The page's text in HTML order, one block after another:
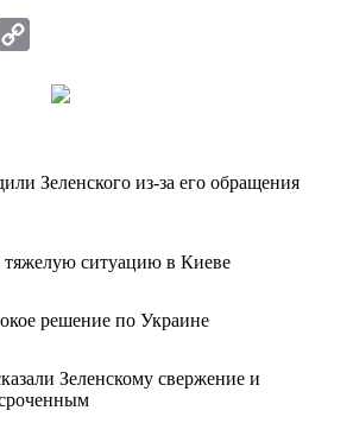
k
Зеленского из-за его обращения
тяжелую ситуацию в Киеве
решение по Украине
Зеленскому свержение и